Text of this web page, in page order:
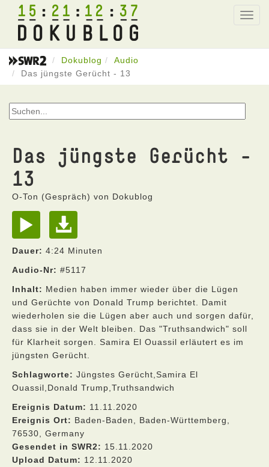
15 21 12 37
Dokublog
Audio
Das jüngste Gerücht - 13
Das jüngste Gerücht -
13
O-Ton (Gespräch) von Dokublog
Dauer: 4:24 Minuten
Audio-Nr: #5117
Inhalt: Medien haben immer wieder über die Lügen
und Gerüchte von Donald Trump berichtet. Damit
wiederholen sie die Lügen aber auch und sorgen dafür,
dass sie in der Welt bleiben. Das "Truthsandwich" soll
für Klarheit sorgen. Samira El Ouassil erläutert es im
jüngsten Gerücht.
Schlagworte: Jüngstes Gerücht,Samira El
Ouassil,Donald Trump,Truthsandwich
Ereignis Datum: 11.11.2020
Ereignis Ort: Baden-Baden, Baden-Württemberg,
76530, Germany
Gesendet in SWR2: 15.11.2020
Upload Datum: 12.11.2020